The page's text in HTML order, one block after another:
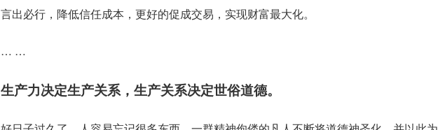
言出必行，降低信任成本，更好的促成交易，实现财富最大化。
… …
生产力决定生产关系，生产关系决定世俗道德。